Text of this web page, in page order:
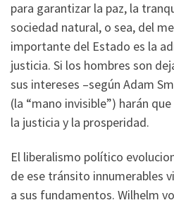
para garantizar la paz, la
sociedad natural, o sea, del
importante del Estado es la
justicia. Si los hombres son
sus intereses –según Adam
(la “mano invisible”) harán
la justicia y la prosperidad.
El liberalismo político
de ese tránsito innumerables
a sus fundamentos. Wilhelm